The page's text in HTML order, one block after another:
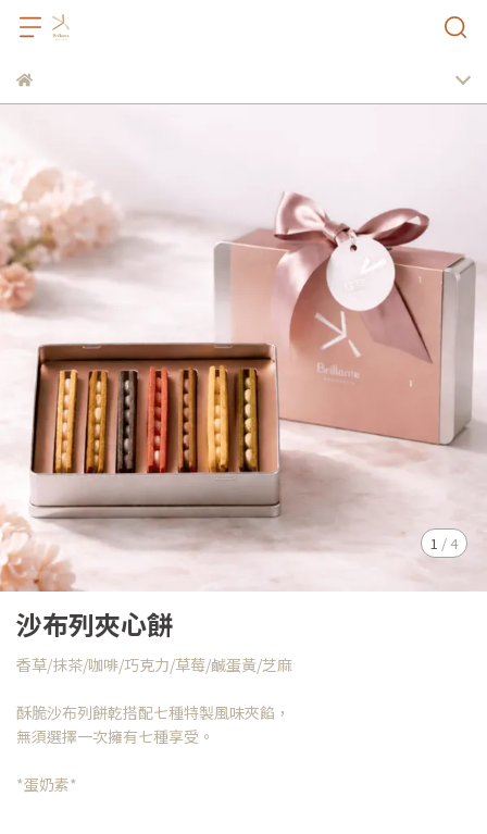
1 / 4
沙布列夾心餅
香草/抹茶/咖啡/巧克力/草莓/鹹蛋黃/芝麻
酥脆沙布列餅乾搭配七種特製風味夾餡，
無須選擇一次擁有七種享受。
*蛋奶素*